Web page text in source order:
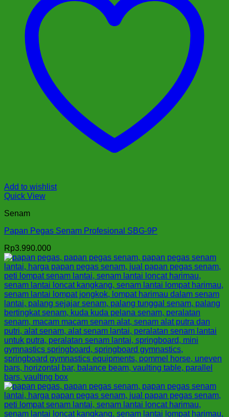
Add to wishlist
Quick View
Senam
Papan Pegas Senam Profesional SBG-9P
Rp3.990.000